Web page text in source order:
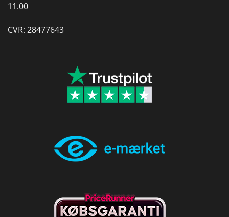
11.00
CVR: 28477643